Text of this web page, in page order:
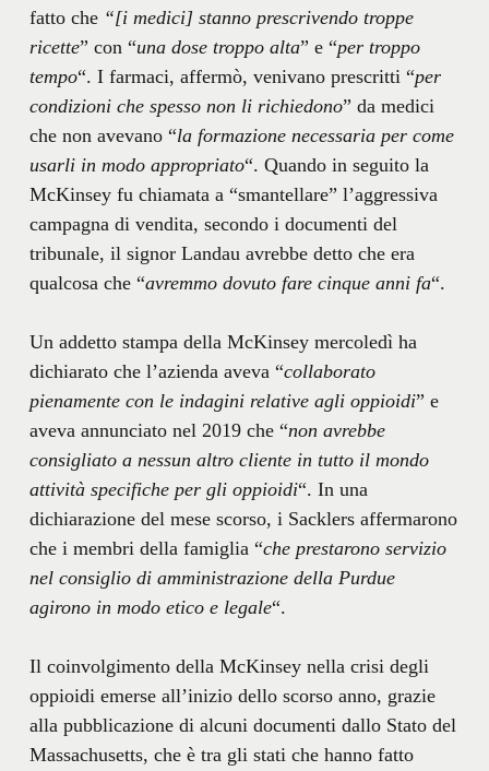
fatto che “[i medici] stanno prescrivendo troppe
ricette” con “una dose troppo alta” e “per troppo
tempo“. I farmaci, affermò, venivano prescritti “per
condizioni che spesso non li richiedono” da medici
che non avevano “la formazione necessaria per come
usarli in modo appropriato“. Quando in seguito la
McKinsey fu chiamata a “smantellare” l’aggressiva
campagna di vendita, secondo i documenti del
tribunale, il signor Landau avrebbe detto che era
qualcosa che “avremmo dovuto fare cinque anni fa“.
Un addetto stampa della McKinsey mercoledì ha
dichiarato che l’azienda aveva “collaborato
pienamente con le indagini relative agli oppioidi” e
aveva annunciato nel 2019 che “non avrebbe
consigliato a nessun altro cliente in tutto il mondo
attività specifiche per gli oppioidi“. In una
dichiarazione del mese scorso, i Sacklers affermarono
che i membri della famiglia “che prestarono servizio
nel consiglio di amministrazione della Purdue
agirono in modo etico e legale“.
Il coinvolgimento della McKinsey nella crisi degli
oppioidi emerse all’inizio dello scorso anno, grazie
alla pubblicazione di alcuni documenti dallo Stato del
Massachusetts, che è tra gli stati che hanno fatto